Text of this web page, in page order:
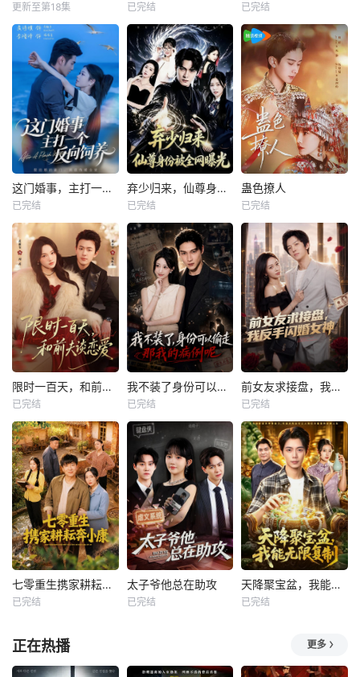
更新至第18集 已完结 已完结
这门婚事，主打一个反向饲养
已完结
弃少归来，仙尊身份被全网曝光
已完结
蛊色撩人
已完结
限时一百天，和前夫谈恋爱
已完结
我不装了身份可以偷走那我的病例呢
已完结
前女友求接盘，我反手闪婚女神
已完结
七零重生携家耕耘奔小康
已完结
太子爷他总在助攻
已完结
天降聚宝盆，我能无限复制
已完结
正在热播 更多